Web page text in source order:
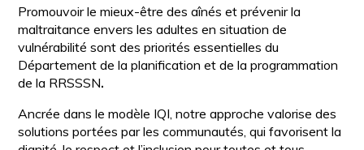
Promouvoir le mieux-être des aînés et prévenir la
maltraitance envers les adultes en situation de
vulnérabilité sont des priorités essentielles du
Département de la planification et de la programmation
de la RRSSSN.
Ancrée dans le modèle IQI, notre approche valorise des
solutions portées par les communautés, qui favorisent la